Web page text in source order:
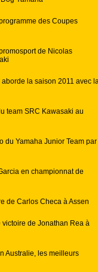
des Coupes
de Nicolas
la saison 2011 avec
team SRC Kawasaki au
du Yamaha Junior Team par
en championnat de
de Carlos Checa à Assen
de Jonathan Rea à
Australie, les meilleurs